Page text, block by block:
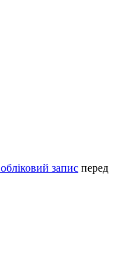
обліковий запис перед